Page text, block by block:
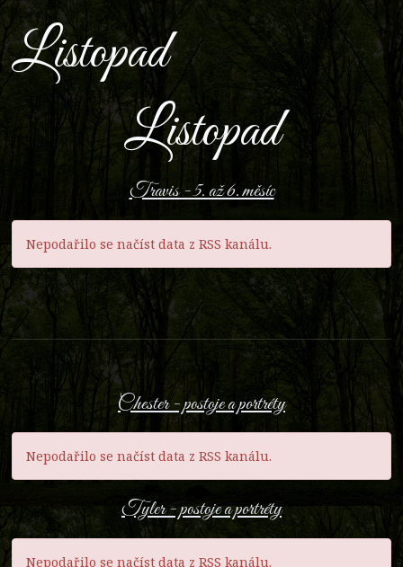
Listopad
Listopad
Travis - 5. až 6. měsíc
Nepodařilo se načíst data z RSS kanálu.
Chester - postoje a portréty
Nepodařilo se načíst data z RSS kanálu.
Tyler - postoje a portréty
Nepodařilo se načíst data z RSS kanálu.